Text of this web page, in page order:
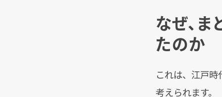
なぜ、
たのか
これは、江戸
考えられます。